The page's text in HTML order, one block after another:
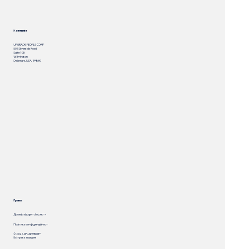
Компанія
UPGRADE PEOPLE CORP
501 Silverside Road
Suite 105
Wilmington
Delaware, USA, 19809
Права
Договір відкритої оферти
Політика конфіденційності
© 2024. UP.UNIVERSITY.
Всі права захищені